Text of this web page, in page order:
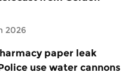
2026
paper leak
use water cannons